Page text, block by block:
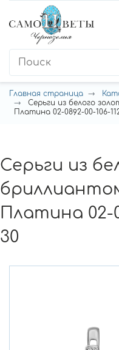
Главная страница
Серьги из белого
Платина 02-0892-00-106-
Серьги из
Платина 02-
30